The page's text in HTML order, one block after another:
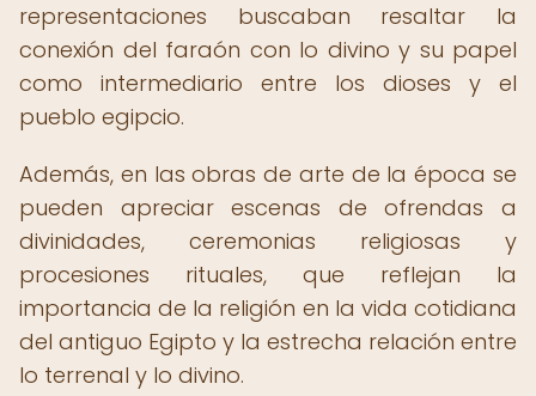
representaciones buscaban resaltar la
conexión del faraón con lo divino y su papel
como intermediario entre los dioses y el
pueblo egipcio.
Además, en las obras de arte de la época se
pueden apreciar escenas de ofrendas a
divinidades, ceremonias religiosas y
procesiones rituales, que reflejan la
importancia de la religión en la vida cotidiana
del antiguo Egipto y la estrecha relación entre
lo terrenal y lo divino.